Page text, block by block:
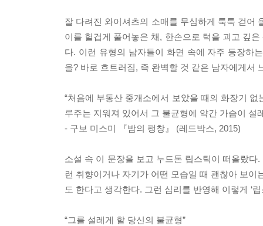
잘 다려진 와이셔츠의 소매를 무심하게 툭툭 걷어
이를 헐겁게 풀어놓은 채, 한손으로 턱을 괴고 깊
다. 이런 유형의 남자들이 화면 속에 자주 등장하
을? 바로 흐트러짐, 즉 완벽할 것 같은 남자에게서
“처음에 부동산 중개소에서 보았을 때의 화장기
루주는 지워져 있어서 그 불균형에 약간 가슴이 설
- 구보 미스미 『밤의 팽창』 (레드박스, 2015)
소설 속 이 문장을 보고 누드톤 립스틱이 떠올랐
런 취향이거나 자기가 어떤 모습일 때 괜찮아 보
도 한다고 생각한다. 그런 심리를 반영해 이렇게 ‘
“그를 설레게 할 당신의 불균형”